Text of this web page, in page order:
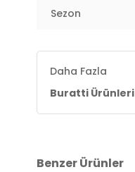
Yaş Grubu:
Menşei:Türkiye
3DE16141004B.12
Sezon
Daha Fazla
Buratti Ürünleri
Benzer Ürünler